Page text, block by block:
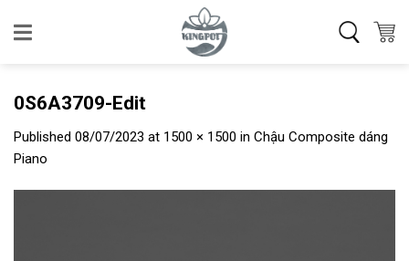
0S6A3709-Edit
Published 08/07/2023 at 1500 × 1500 in Chậu Composite dáng
Piano